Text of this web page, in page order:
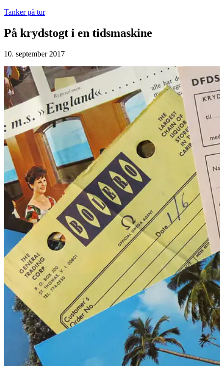
Tanker på tur
På krydstogt i en tidsmaskine
10. september 2017